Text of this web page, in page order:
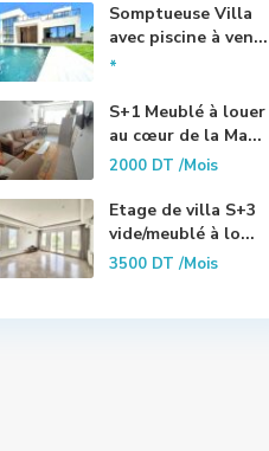
Somptueuse Villa
avec piscine à ven...
*
S+1 Meublé à louer
au cœur de la Ma...
2000 DT/Mois
Etage de villa S+3
vide/meublé à lo...
3500 DT/Mois